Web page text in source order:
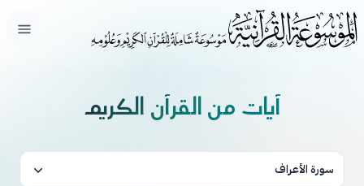
فتح
آيات من القرآن الكريم
سورة الأعراف